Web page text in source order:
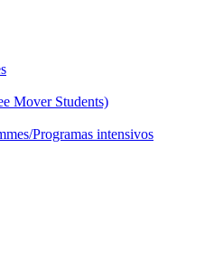
Mover Students)
Programas intensivos